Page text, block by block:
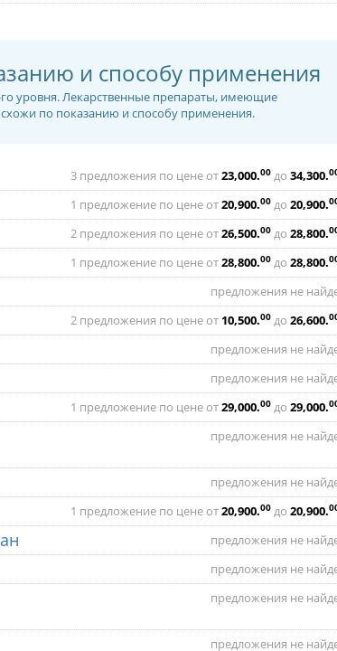
и способу применения
го уровня. Лекарственные препараты, имеющие
по показанию и способу применения.
3 предложения по цене от23,000.00до 34,300.
1 предложение по цене от20,900.00до 20,900.
2 предложения по цене от26,500.00до 28,800.
1 предложение по цене от28,800.00до 28,800.
предложения не
2 предложения по цене от 10,500.00до 26,600.
предложения не
предложения не
1 предложение по цене от29,000.00до 29,000.
предложения не
предложения не
1 предложение по цене от20,900.00до 20,900.
предложения не
предложения не
предложения не
предложения не